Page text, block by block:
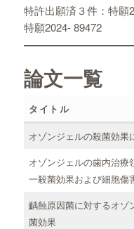
特許出願済３件：特願
特願2024- 89472
論文一覧
タイトル
オゾンジェルの殺菌効果
オゾンジェルの歯内治療
一殺菌効果および細胞傷
齲蝕原因菌に対するオゾ
菌効果